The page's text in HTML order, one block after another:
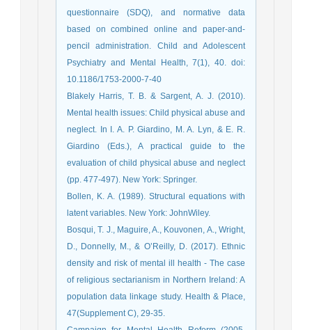
questionnaire (SDQ), and normative data
based on combined online and paper-and-
pencil administration. Child and Adolescent
Psychiatry and Mental Health, 7(1), 40. doi:
10.1186/1753-2000-7-40
Blakely Harris, T. B. & Sargent, A. J. (2010).
Mental health issues: Child physical abuse and
neglect. In I. A. P. Giardino, M. A. Lyn, & E. R.
Giardino (Eds.), A practical guide to the
evaluation of child physical abuse and neglect
(pp. 477-497). New York: Springer.
Bollen, K. A. (1989). Structural equations with
latent variables. New York: JohnWiley.
Bosqui, T. J., Maguire, A., Kouvonen, A., Wright,
D., Donnelly, M., & O’Reilly, D. (2017). Ethnic
density and risk of mental ill health - The case
of religious sectarianism in Northern Ireland: A
population data linkage study. Health & Place,
47(Supplement C), 29-35.